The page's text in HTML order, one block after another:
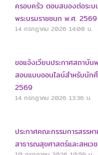
ครอบครัว ตอบสนองต่อระ
พระบรมราชชนก พ.ศ. 2569
14 กรกฎาคม 2026 14:08 น.
ขอแจ้งเวียนประกาศสถาบัน
สอบแบบออนไลน์สำหรับนัก
2569
14 กรกฎาคม 2026 13:36 น.
ประกาศคณะกรรมการสรร
สาธารณสุขศาสตร์และสหเว